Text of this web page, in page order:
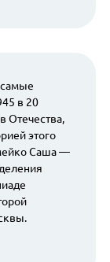
в 20
Отечества,
этого
Саша —